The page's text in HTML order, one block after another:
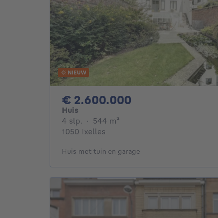
NIEUW
€ 2.600.000
Huis
4 slp. 4 slaapkamers
· 544 m²
1050 Ixelles
Huis met tuin en garage